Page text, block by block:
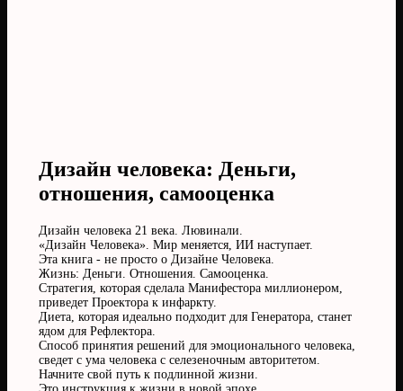
Дизайн человека: Деньги,
отношения, самооценка
Дизайн человека 21 века. Лювинали.
«Дизайн Человека». Мир меняется, ИИ наступает.
Эта книга - не просто о Дизайне Человека.
Жизнь: Деньги. Отношения. Самооценка.
Стратегия, которая сделала Манифестора миллионером,
приведет Проектора к инфаркту.
Диета, которая идеально подходит для Генератора, станет
ядом для Рефлектора.
Способ принятия решений для эмоционального человека,
сведет с ума человека с селезеночным авторитетом.
Начните свой путь к подлинной жизни.